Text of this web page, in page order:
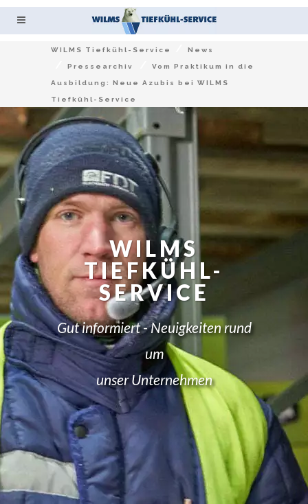
WILMS Tiefkühl-Service News
Pressearchiv Vom Praktikum in die
Ausbildung: Neue Azubis bei WILMS
Tiefkühl-Service
WILMS
TIEFKÜHL-
SERVICE
Gut informiert - Neuigkeiten rund
um
unser Unternehmen